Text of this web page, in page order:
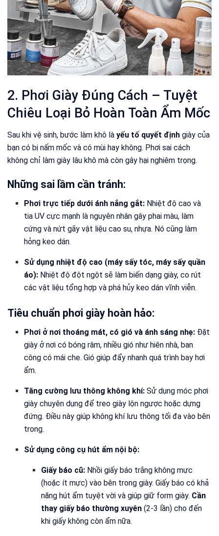
2. Phơi Giày Đúng Cách – Tuyệt
Chiêu Loại Bỏ Hoàn Toàn Ẩm Mốc
Sau khi vệ sinh, bước làm khô là yếu tố quyết định giày của
bạn có bị nấm mốc và có mùi hay không. Phơi sai cách
không chỉ làm giày lâu khô mà còn gây hại nghiêm trọng.
Những sai lầm cần tránh:
Phơi trực tiếp dưới ánh nắng gắt: Nhiệt độ cao và
tia UV cực mạnh là nguyên nhân gây phai màu, làm
cứng và nứt gãy vật liệu cao su, nhựa. Nó cũng làm
hỏng keo dán.
Sử dụng nhiệt độ cao (máy sấy tóc, máy sấy quần
áo): Nhiệt độ đột ngột sẽ làm biến dạng giày, co rút
các vật liệu tổng hợp và phá hủy keo dán vĩnh viễn.
Tiêu chuẩn phơi giày hoàn hảo:
Phơi ở nơi thoáng mát, có gió và ánh sáng nhẹ: Đặt
giày ở nơi có bóng râm, nhiều gió như hiên nhà, ban
công có mái che. Gió giúp đẩy nhanh quá trình bay hơi
ẩm.
Tăng cường lưu thông không khí: Sử dụng móc phơi
giày chuyên dụng để treo giày lộn ngược hoặc dựng
đứng. Điều này giúp không khí lưu thông tối đa vào bên
trong.
Sử dụng công cụ hút ẩm nội bộ:
Giấy báo cũ:Nhồi giấy báo trắng không mực
(hoặc ít mực) vào bên trong giày. Giấy báo có khả
năng hút ẩm tuyệt vời và giúp giữ form giày. Cần
thay giấy báo thường xuyên(2-3 lần) cho đến
khi giấy không còn ẩm nữa.